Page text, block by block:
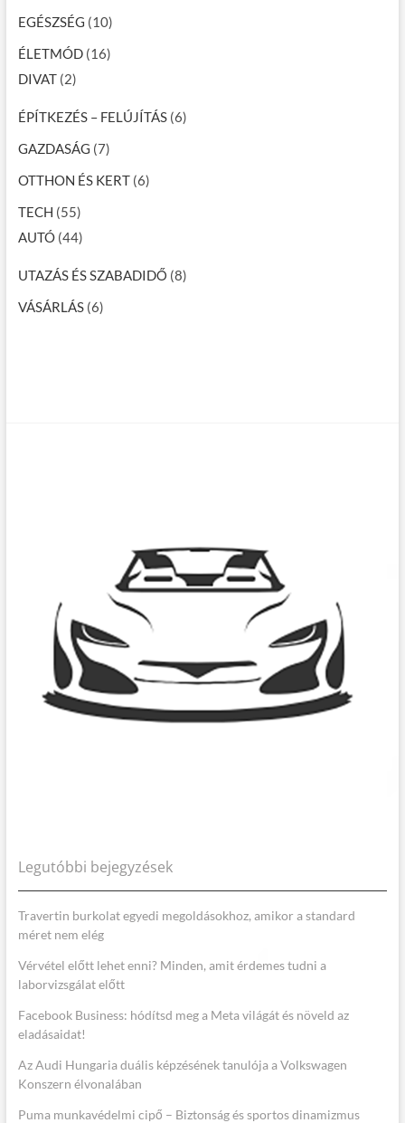
EGÉSZSÉG (10)
ÉLETMÓD(16)
DIVAT(2)
ÉPÍTKEZÉS – FELÚJÍTÁS(6)
GAZDASÁG (7)
OTTHON ÉS KERT(6)
TECH (55)
AUTÓ(44)
UTAZÁS ÉS SZABADIDŐ (8)
VÁSÁRLÁS(6)
Legutóbbi bejegyzések
Travertin burkolat egyedi megoldásokhoz, amikor a standard
méret nem elég
Vérvétel előtt lehet enni? Minden, amit érdemes tudni a
laborvizsgálat előtt
Facebook Business: hódítsd meg a Meta világát és növeld az
eladásaidat!
Az Audi Hungaria duális képzésének tanulója a Volkswagen
Konszern élvonalában
Puma munkavédelmi cipő – Biztonság és sportos dinamizmus